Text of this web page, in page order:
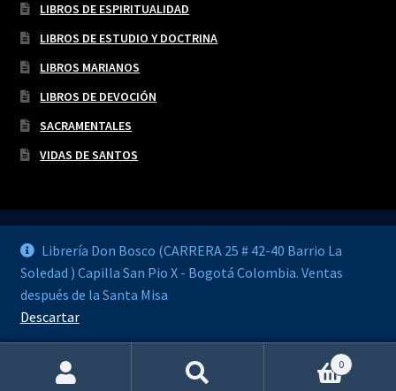
Librería Don Bosco (CARRERA 25 # 42-40 Barrio La
Soledad ) Capilla San Pio X - Bogotá Colombia. Ventas
después de la Santa Misa
Descartar
LIBROS DE ESPIRITUALIDAD
LIBROS DE ESTUDIO Y DOCTRINA
LIBROS MARIANOS
LIBROS DE DEVOCIÓN
SACRAMENTALES
VIDAS DE SANTOS
© LIBRERÍA DON BOSCO 2026
Construido con WooCommerce
0